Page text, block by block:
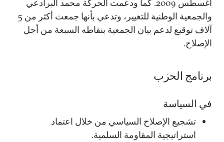
أغسطس 2009. كما ودعمت الحركة محمد البرادعي
والجمعية الوطنية للتغيير، وتدعي بأنها جمعت أكثر من 5
آلاف توقيع لدعم بيان الجمعية بنقاطه السبعة من أجل
الإصلاح.
برنامج الحزب
في السياسة
تشجيع الإصلاح السياسي من خلال اعتماد
استراتيجية المقاومة السلمية.